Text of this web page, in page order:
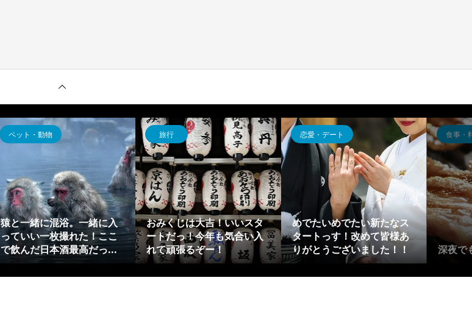
ペット・動物
猿と一緒に混浴。一緒に入
っていい一枚撮れた！ここ
で飲んだ日本酒最高だっ...
旅行
おみくじは大吉！いいスタ
ートだっ！今年も気合い入
れて頑張るぞー！
恋愛・デート
めでたいめでたい新たなス
タートっす！改めて皆様あ
りがとうございました！！
食事・
深夜で